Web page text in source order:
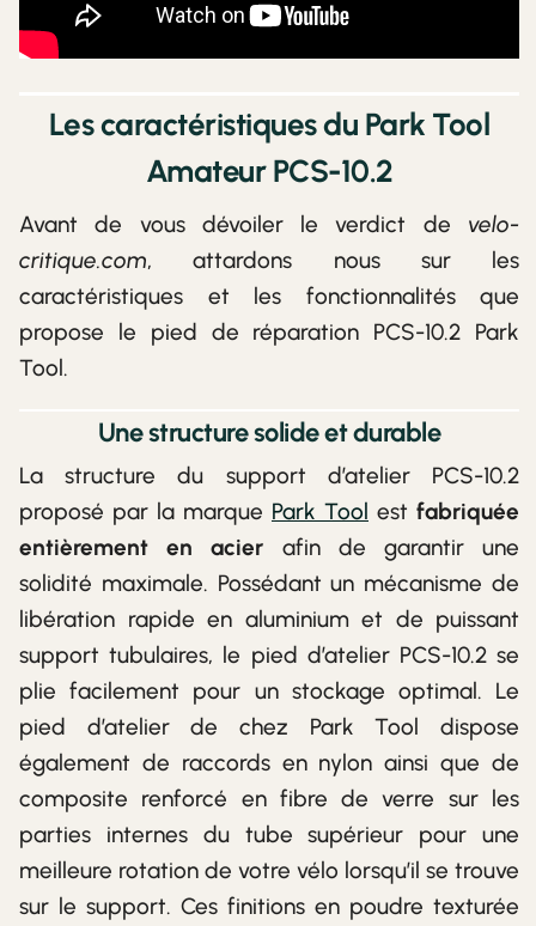
Les caractéristiques du Park Tool
Amateur PCS-10.2
Avant de vous dévoiler le verdict de velo-
critique.com, attardons nous sur les
caractéristiques et les fonctionnalités que
propose le pied de réparation PCS-10.2 Park
Tool.
Une structure solide et durable
La structure du support d’atelier PCS-10.2
proposé par la marque Park Tool est fabriquée
entièrement en acier afin de garantir une
solidité maximale. Possédant un mécanisme de
libération rapide en aluminium et de puissant
support tubulaires, le pied d’atelier PCS-10.2 se
plie facilement pour un stockage optimal. Le
pied d’atelier de chez Park Tool dispose
également de raccords en nylon ainsi que de
composite renforcé en fibre de verre sur les
parties internes du tube supérieur pour une
meilleure rotation de votre vélo lorsqu’il se trouve
sur le support. Ces finitions en poudre texturée